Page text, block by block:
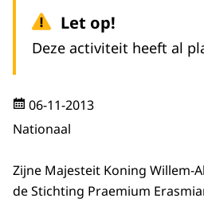
Let op!
Deze activiteit heeft al
06-11-2013
Nationaal
Zijne Majesteit Koning Willem-
de Stichting Praemium